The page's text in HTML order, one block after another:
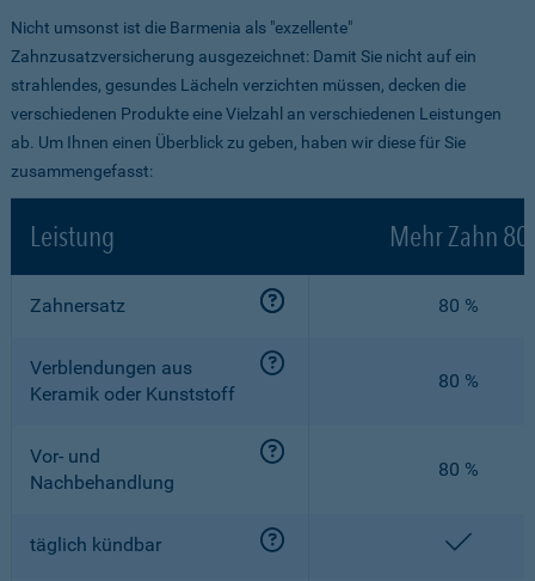
Nicht umsonst ist die Barmenia als "exzellente"
Zahnzusatzversicherung ausgezeichnet: Damit Sie nicht auf ein
strahlendes, gesundes Lächeln verzichten müssen, decken die
verschiedenen Produkte eine Vielzahl an verschiedenen Leistungen
ab. Um Ihnen einen Überblick zu geben, haben wir diese für Sie
zusammengefasst:
Leistung Mehr Zahn 80
Zahnersatz 80 %
Verblendungen aus
Keramik oder Kunststoff
80 %
Vor- und
Nachbehandlung
80 %
täglich kündbar